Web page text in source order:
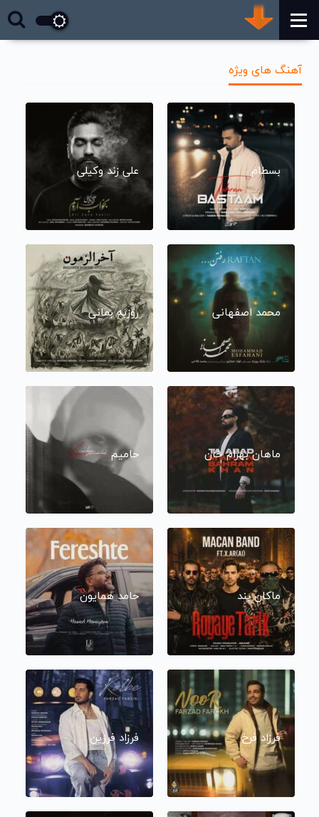
آهنگ های ویژه
بسطام علی زند وکیلی
محمد اصفهانی روزبه بمانی
ماهان بهرام خان حامیم
ماکان بند حامد همایون
فرزاد فرخ فرزاد فرزین